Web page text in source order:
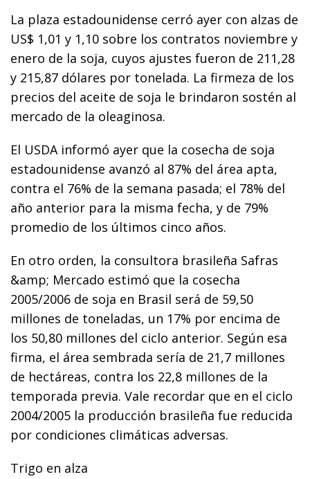
La plaza estadounidense cerró ayer con alzas de
US$ 1,01 y 1,10 sobre los contratos noviembre y
enero de la soja, cuyos ajustes fueron de 211,28
y 215,87 dólares por tonelada. La firmeza de los
precios del aceite de soja le brindaron sostén al
mercado de la oleaginosa.
El USDA informó ayer que la cosecha de soja
estadounidense avanzó al 87% del área apta,
contra el 76% de la semana pasada; el 78% del
año anterior para la misma fecha, y de 79%
promedio de los últimos cinco años.
En otro orden, la consultora brasileña Safras
&amp; Mercado estimó que la cosecha
2005/2006 de soja en Brasil será de 59,50
millones de toneladas, un 17% por encima de
los 50,80 millones del ciclo anterior. Según esa
firma, el área sembrada sería de 21,7 millones
de hectáreas, contra los 22,8 millones de la
temporada previa. Vale recordar que en el ciclo
2004/2005 la producción brasileña fue reducida
por condiciones climáticas adversas.
Trigo en alza